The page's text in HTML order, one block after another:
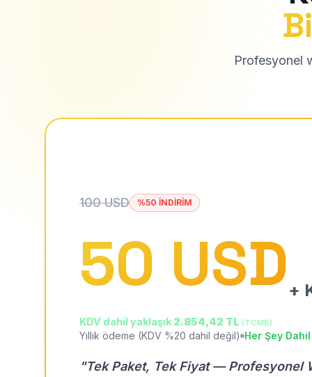
Profesyonel
100 USD %50 İNDİRİM
50 USD +
KDV dahil yaklaşık 2.854,42 TL (TCMB)
Yıllık ödeme (KDV %20 dahil değil) Her Şey Dahil
"Tek Paket, Tek Fiyat — Profesyonel